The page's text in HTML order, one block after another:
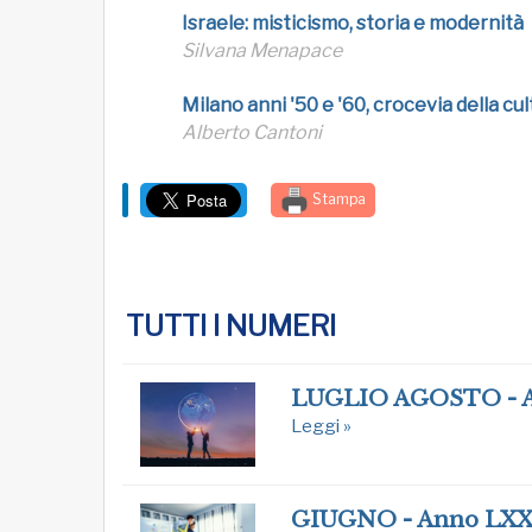
Israele: misticismo, storia e modernità
Silvana Menapace
Milano anni '50 e '60, crocevia della
Alberto Cantoni
Stampa
TUTTI I NUMERI
LUGLIO AGOSTO -
Leggi »
GIUGNO - Anno